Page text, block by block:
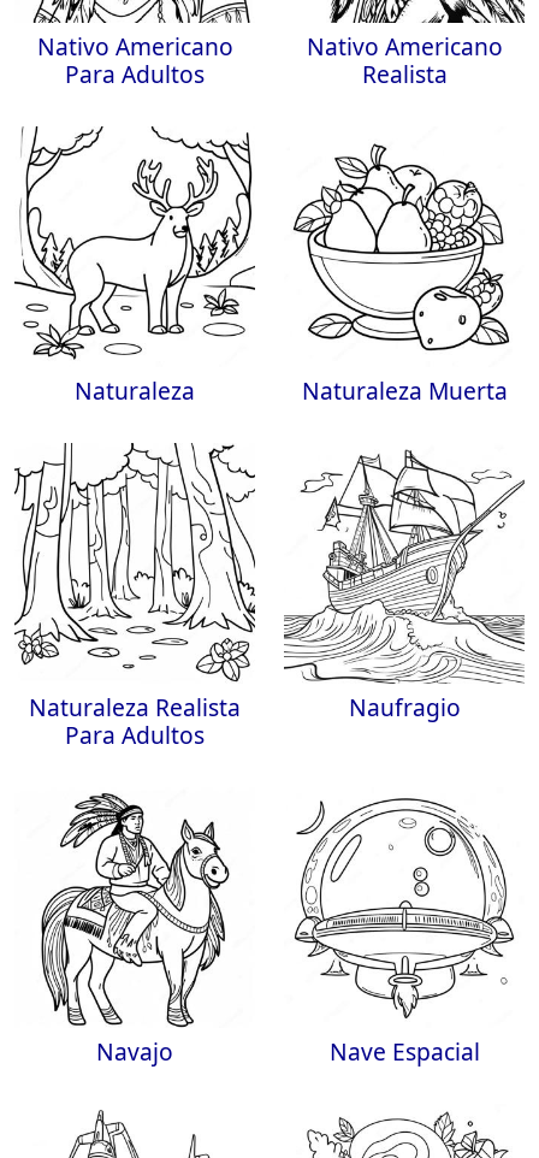
Nativo Americano
Para Adultos
Nativo Americano
Realista
Naturaleza Naturaleza Muerta
Naturaleza Realista
Para Adultos
Naufragio
Navajo Nave Espacial